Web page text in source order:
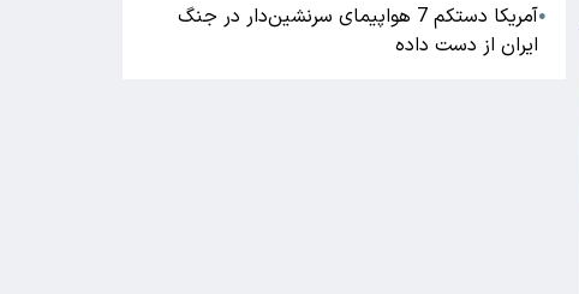
●
آمریکا دستکم 7 هواپیمای سرنشین‌دار در جنگ
ایران از دست داده